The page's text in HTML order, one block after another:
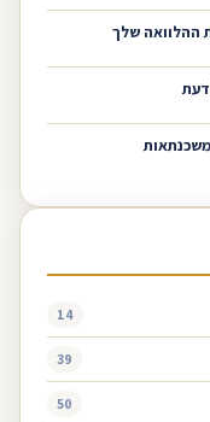
ההלוואה שלך
14
39
50